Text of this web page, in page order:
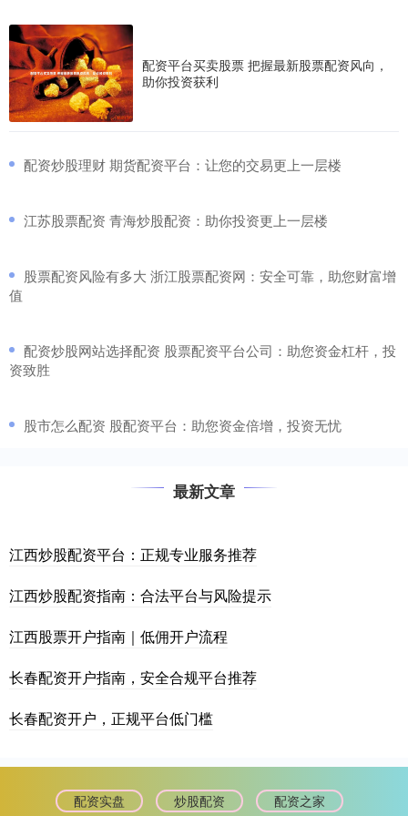
配资平台买卖股票 把握最新股票配资风向，
助你投资获利
​配资炒股理财 期货配资平台：让您的交易更上一层楼
​江苏股票配资 青海炒股配资：助你投资更上一层楼
​股票配资风险有多大 浙江股票配资网：安全可靠，助您财富增
值
​配资炒股网站选择配资 股票配资平台公司：助您资金杠杆，投
资致胜
​股市怎么配资 股配资平台：助您资金倍增，投资无忧
最新文章
江西炒股配资平台：正规专业服务推荐
江西炒股配资指南：合法平台与风险提示
江西股票开户指南｜低佣开户流程
长春配资开户指南，安全合规平台推荐
长春配资开户，正规平台低门槛
配资实盘 炒股配资 配资之家